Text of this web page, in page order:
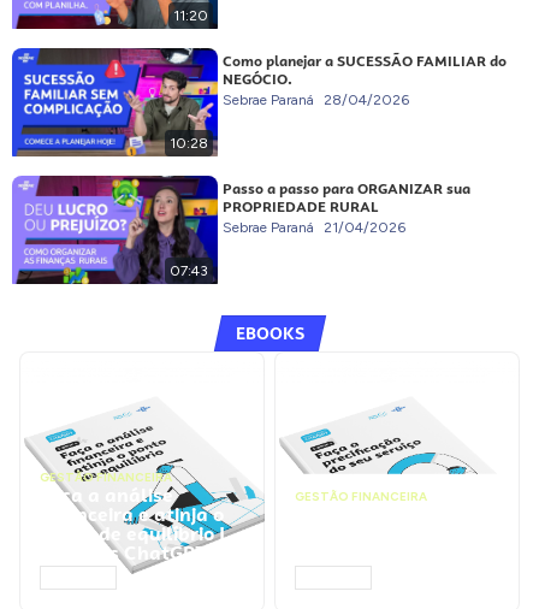
11:20
10:28
Como planejar a SUCESSÃO FAMILIAR do
NEGÓCIO.
Sebrae Paraná 28/04/2026
07:43
Passo a passo para ORGANIZAR sua
PROPRIEDADE RURAL
Sebrae Paraná 21/04/2026
EBOOKS
GESTÃO FINANCEIRA
Faça a análise
financeira e atinja o
ponto de equilíbrio |
Prompts ChatGPT
GESTÃO FINANCEIRA